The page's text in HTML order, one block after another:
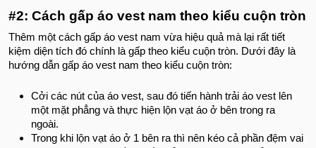
#2: Cách gấp áo vest nam theo kiểu cuộn tròn
Thêm một cách gấp áo vest nam vừa hiệu quả mà lại rất tiết
kiệm diện tích đó chính là gấp theo kiểu cuộn tròn. Dưới đây là
hướng dẫn gấp áo vest nam theo kiểu cuộn tròn:
Cởi các nút của áo vest, sau đó tiến hành trải áo vest lên
một mặt phẳng và thực hiện lộn vạt áo ở bên trong ra
ngoài.
Trong khi lộn vạt áo ở 1 bên ra thì nên kéo cả phần đệm vai